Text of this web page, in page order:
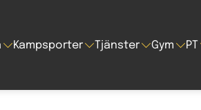
Kampsporter Tjänster Gym PT